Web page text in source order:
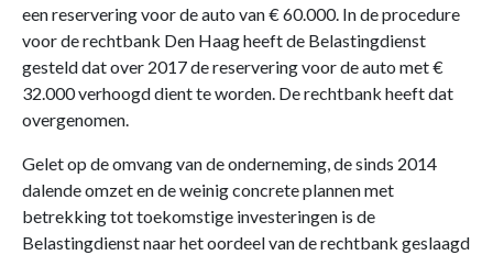
een reservering voor de auto van € 60.000. In de procedure
voor de rechtbank Den Haag heeft de Belastingdienst
gesteld dat over 2017 de reservering voor de auto met €
32.000 verhoogd dient te worden. De rechtbank heeft dat
overgenomen.
Gelet op de omvang van de onderneming, de sinds 2014
dalende omzet en de weinig concrete plannen met
betrekking tot toekomstige investeringen is de
Belastingdienst naar het oordeel van de rechtbank geslaagd